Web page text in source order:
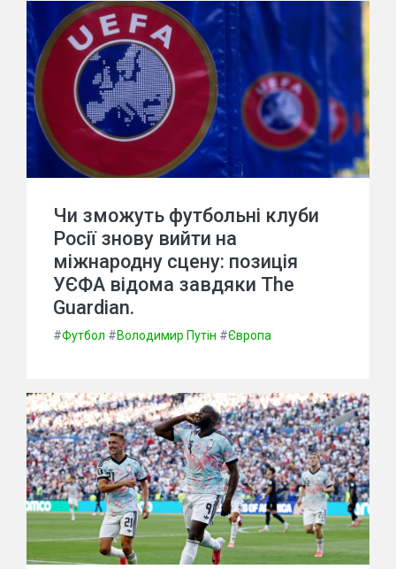
Чи зможуть футбольні клуби
Росії знову вийти на
міжнародну сцену: позиція
УЄФА відома завдяки The
Guardian.
#Футбол #Володимир Путін #Європа